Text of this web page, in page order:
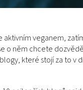
aktivním veganem,
o něm chcete
které stojí za to v